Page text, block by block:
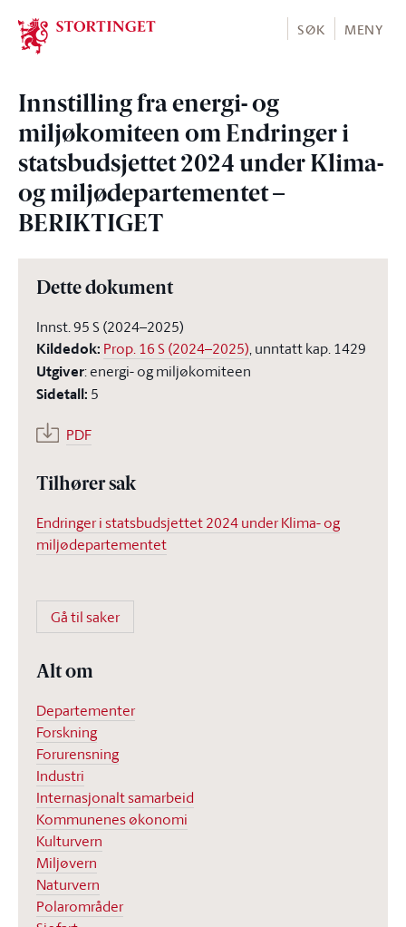
Stortinget.no
SØK MENY
Innstilling fra energi- og
miljøkomiteen om Endringer i
statsbudsjettet 2024 under Klima-
og miljødepartementet –
BERIKTIGET
Dette dokument
Innst. 95 S (2024–2025)
Kildedok: Prop. 16 S (2024–2025), unntatt kap. 1429
Utgiver:energi- og miljøkomiteen
Sidetall: 5
PDF
Tilhører sak
Endringer i statsbudsjettet 2024 under Klima- og
miljødepartementet
Gå til saker
Alt om
Departementer
Forskning
Forurensning
Industri
Internasjonalt samarbeid
Kommunenes økonomi
Kulturvern
Miljøvern
Naturvern
Polarområder